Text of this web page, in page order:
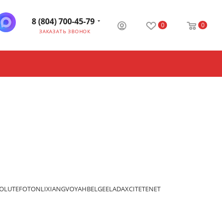
8 (804) 700-45-79
ЗАКАЗАТЬ ЗВОНОК
0 0
FOTONLIXIANGVOYAHBELGEELADAXCITETENET